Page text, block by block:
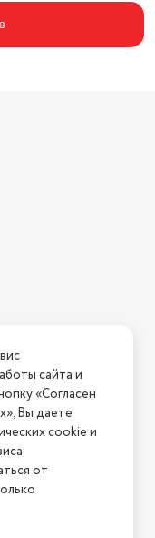
нам
У нас есть всё!
сайта и
«Согласен
Вы даете
cookie и
от